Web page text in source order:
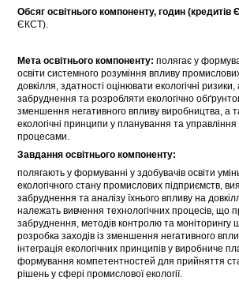
Обсяг освітнього компоненту, годин (кредитів
ЄКСТ).
Мета освітнього компоненту:полягає у
освіти системного розуміння впливу
довкілля, здатності оцінювати екологічні
забруднення та розробляти екологічно
зменшення негативного впливу виробництва, а
екологічні принципи у планування та
процесами.
Завдання освітнього компоненту:
полягають у формуванні у здобувачів освіти
екологічного стану промислових підприємств,
забруднення та аналізу їхнього впливу на
належать вивчення технологічних процесів, що
забруднення, методів контролю та моніторингу
розробка заходів із зменшення негативного
інтеграція екологічних принципів у виробниче
формування компетентностей для прийняття
рішень у сфері промислової екології.